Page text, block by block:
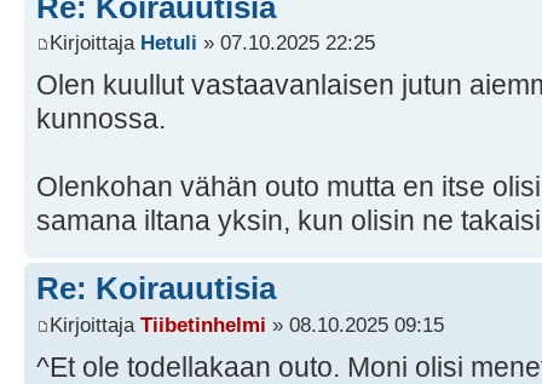
Kirjoittaja Hetuli » 07.10.2025 22:25
Olen kuullut vastaavanlaisen jutun
kunnossa.
Olenkohan vähän outo mutta en itse
samana iltana yksin, kun olisin ne
Re: Koirauutisia
Kirjoittaja Tiibetinhelmi » 08.10.2025 09:15
^Et ole todellakaan outo. Moni olisi